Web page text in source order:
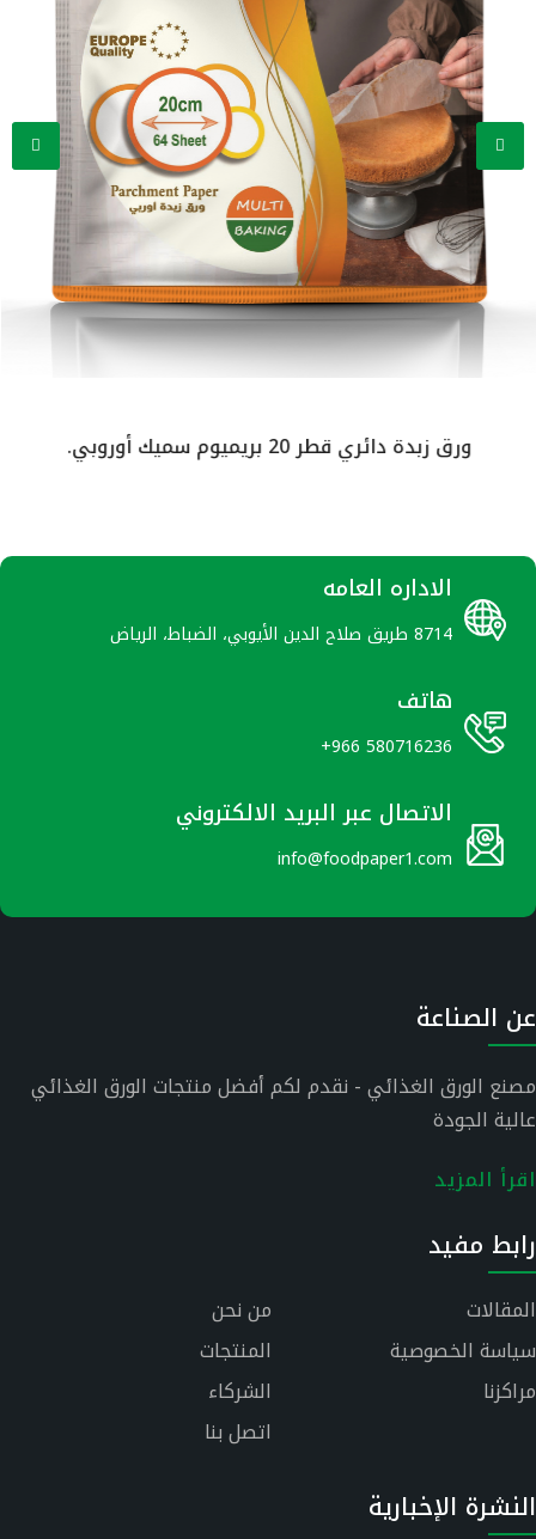
قطر 20 بريميوم سميك أوروبي.
الاداره العامه
8714 طريق صلاح الدين الأيوبي، الضباط، الرياض
هاتف
+966 580716236
الاتصال عبر البريد الالكتروني
info@foodpaper1.com
عن الصناعة
مصنع الورق الغذائي - نقدم لكم أفضل منتجات الورق الغذائي
عالية الجودة
اقرأ المزيد
رابط مفيد
من نحن
المقالات
المنتجات
سياسة الخصوصية
الشركاء
مراكزنا
اتصل بنا
النشرة الإخبارية